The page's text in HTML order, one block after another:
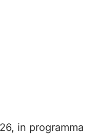
in programma